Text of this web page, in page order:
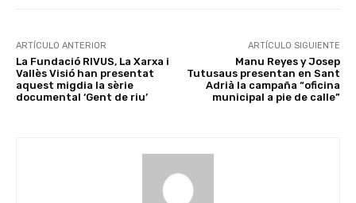
ARTÍCULO ANTERIOR
La Fundació RIVUS, La Xarxa i
Vallès Visió han presentat
aquest migdia la sèrie
documental ‘Gent de riu’
ARTÍCULO SIGUIENTE
Manu Reyes y Josep
Tutusaus presentan en Sant
Adrià la campaña “oficina
municipal a pie de calle”